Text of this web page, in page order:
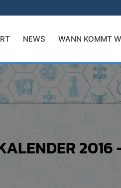
NEWS WANN KOMMT
2016